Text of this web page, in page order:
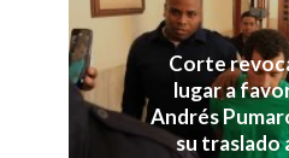
Corte
lugar a
Andrés
su traslado